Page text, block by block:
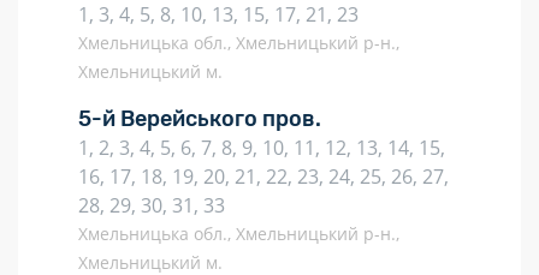
1, 3, 4, 5, 8, 10, 13, 15, 17, 21, 23
Хмельницька обл., Хмельницький р-н.,
Хмельницький м.
5-й Верейського пров.
1, 2, 3, 4, 5, 6, 7, 8, 9, 10, 11, 12, 13, 14, 15,
16, 17, 18, 19, 20, 21, 22, 23, 24, 25, 26, 27,
28, 29, 30, 31, 33
Хмельницька обл., Хмельницький р-н.,
Хмельницький м.